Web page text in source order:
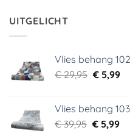
UITGELICHT
Vlies behang
€29,95
€ 29,95.
€5,99
€
Vlies behang
€39,95 €5,99